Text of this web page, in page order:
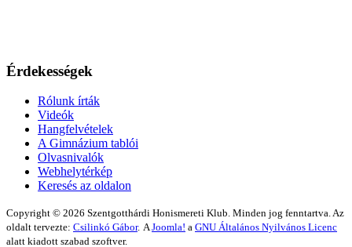
Érdekességek
Rólunk írták
Videók
Hangfelvételek
A Gimnázium tablói
Olvasnivalók
Webhelytérkép
Keresés az oldalon
Copyright © 2026 Szentgotthárdi Honismereti Klub. Minden jog fenntartva. Az
oldalt tervezte: Csilinkó Gábor. AJoomla! a GNU Általános Nyilvános Licenc
alatt kiadott szabad szoftver.